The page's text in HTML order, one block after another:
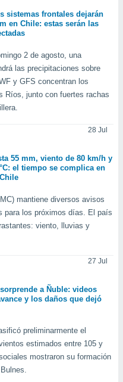
sistemas frontales dejarán
en Chile: estas serán las
2 de agosto, una
las precipitaciones sobre
y GFS concentran los
Ríos, junto con fuertes rachas
28 Jul
55 mm, viento de 80 km/h y
el tiempo se complica en
mantiene diversos avisos
para los próximos días. El país
viento, lluvias y
27 Jul
a Ñuble: videos
y los daños que dejó
preliminarmente el
estimados entre 105 y
mostraron su formación